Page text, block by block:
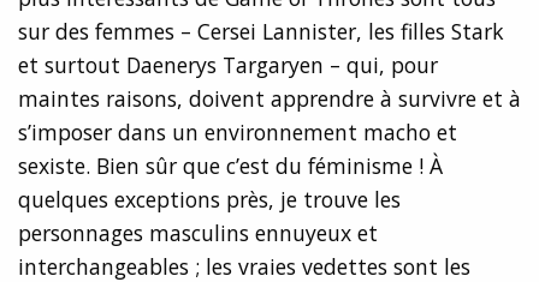
sur des femmes – Cersei Lannister, les filles Stark
et surtout Daenerys Targaryen – qui, pour
maintes raisons, doivent apprendre à survivre et à
s’imposer dans un environnement macho et
sexiste. Bien sûr que c’est du féminisme ! À
quelques exceptions près, je trouve les
personnages masculins ennuyeux et
interchangeables ; les vraies vedettes sont les